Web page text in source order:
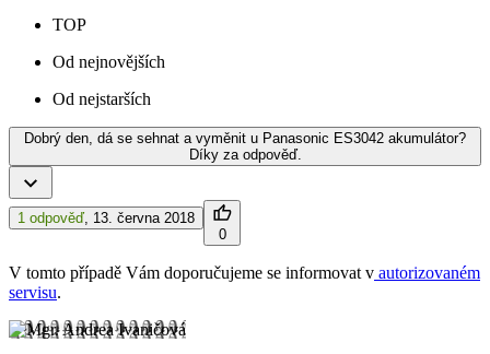
TOP
Od nejnovějších
Od nejstarších
Dobrý den, dá se sehnat a vyměnit u Panasonic ES3042 akumulátor?
Díky za odpověď.
1 odpověď, 13. června 2018
0
V tomto případě Vám doporučujeme se informovat v autorizovaném
servisu.